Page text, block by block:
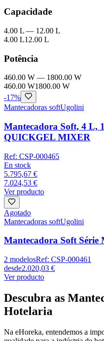
Capacidade
4.00 L — 12.00 L
4.00 L12.00 L
Potência
460.00 W — 1800.00 W
460.00 W1800.00 W
-17%
Mantecadoras softUgolini
Mantecadora Soft, 4 L,
QUICKGEL MIXER
Ref: CSP-000465
En stock
5.795,67 €
7.024,53 €
Ver producto
Agotado
Mantecadoras softUgolini
Mantecadora Soft Série
2 modelosRef: CSP-000461
desde2.020,03 €
Ver producto
Descubra as
Hotelaria
Na eHoreka, entendemos a